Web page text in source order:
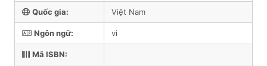
Quốc gia: Việt Nam
Ngôn ngữ: vi
Mã ISBN: